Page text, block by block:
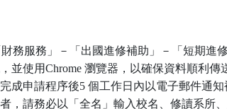
務服務」－「出國進修補助」－「短期進
並使用Chrome 瀏覽器，以確保資料順利傳
成申請程序後5 個工作日內以電子郵件通知
，請務必以「全名」輸入校名、修讀系所